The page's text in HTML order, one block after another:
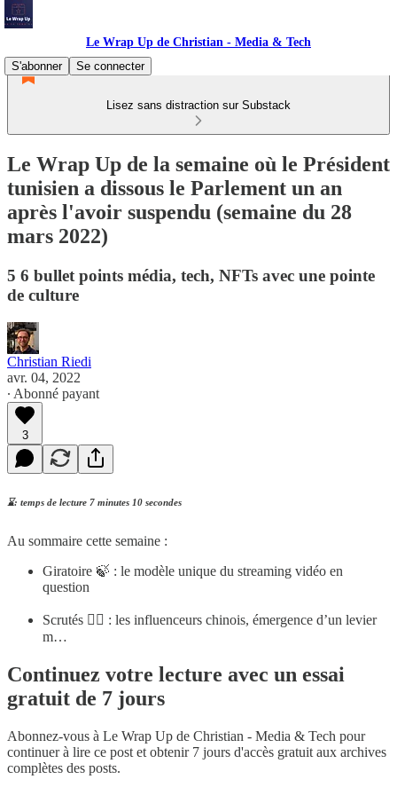
Le Wrap Up de Christian - Media & Tech
S'abonner
Se connecter
Lisez sans distraction sur Substack
Le Wrap Up de la semaine où le Président
tunisien a dissous le Parlement un an
après l'avoir suspendu (semaine du 28
mars 2022)
5 6 bullet points média, tech, NFTs avec une pointe
de culture
Christian Riedi
avr. 04, 2022
∙ Abonné payant
3
⌛️: temps de lecture 7 minutes 10 secondes
Au sommaire cette semaine :
Giratoire 🍃 : le modèle unique du streaming vidéo en
question
Scrutés 👮‍♀️ : les influenceurs chinois, émergence d’un levier
m…
Continuez votre lecture avec un essai
gratuit de 7 jours
Abonnez-vous à Le Wrap Up de Christian - Media & Tech pour
continuer à lire ce post et obtenir 7 jours d'accès gratuit aux archives
complètes des posts.